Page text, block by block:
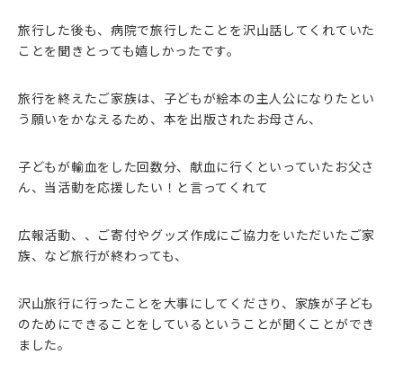
旅行した後も、病院で旅行したことを沢山話してくれていた
ことを聞きとっても嬉しかったです。
旅行を終えたご家族は、子どもが絵本の主人公になりたとい
う願いをかなえるため、本を出版されたお母さん、
子どもが輸血をした回数分、献血に行くといっていたお父さ
ん、当活動を応援したい！と言ってくれて
広報活動、、ご寄付やグッズ作成にご協力をいただいたご家
族、など旅行が終わっても、
沢山旅行に行ったことを大事にしてくださり、家族が子ども
のためにできることをしているということが聞くことができ
ました。